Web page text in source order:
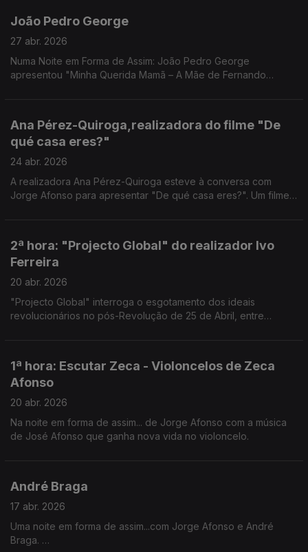
João Pedro George
27 abr. 2026
Numa Noite em Forma de Assim: João Pedro George
apresentou "Minha Querida Mamã – A Mãe de Fernando
Ana Pérez-Quiroga,realizadora do filme "De
qué casa eres?"
24 abr. 2026
A realizadora Ana Pérez-Quiroga esteve à conversa com
Jorge Afonso para apresentar "De qué casa eres?". Um filme
2ª hora: "Projecto Global" do realizador Ivo
Ferreira
20 abr. 2026
"Projecto Global" interroga o esgotamento dos ideais
revolucionários no pós-Revolução de 25 de Abril, entre
1ª hora: Escutar Zeca - Violoncelos de Zeca
Afonso
20 abr. 2026
Na noite em forma de assim... de Jorge Afonso com a música
de José Afonso que ganha nova vida no violoncelo.
André Braga
17 abr. 2026
Uma noite em forma de assim...com Jorge Afonso e André
Braga.